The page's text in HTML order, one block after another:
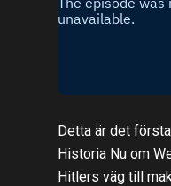
Detta är det
Historia Nu om
Hitlers väg till